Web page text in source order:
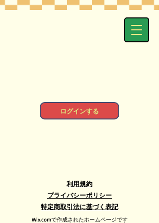
ログインする
利用規約
プライバシーポリシー
特定商取引法に基づく表記
Wix.comで作成されたホームページです